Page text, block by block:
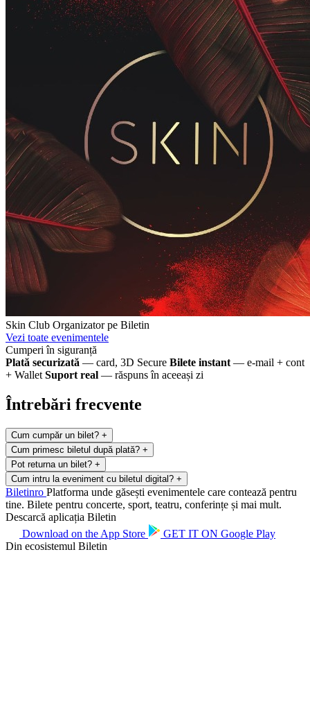
Skin Club Organizator pe Biletin
Vezi toate evenimentele
Cumperi în siguranță
Plată securizată — card, 3D Secure Bilete instant — e-mail + cont
+ Wallet Suport real — răspuns în aceeași zi
Întrebări frecvente
Cum cumpăr un bilet? +
Cum primesc biletul după plată? +
Pot returna un bilet? +
Cum intru la eveniment cu biletul digital? +
Biletinro Platforma unde găsești evenimentele care contează pentru
tine. Bilete pentru concerte, sport, teatru, conferințe și mai mult.
Descarcă aplicația Biletin
Download on the App Store GET IT ON Google Play
Din ecosistemul Biletin